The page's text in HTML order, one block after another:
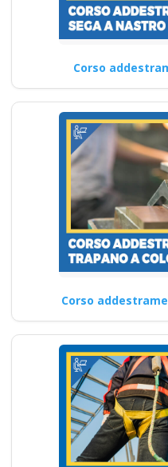
Corso
Corso